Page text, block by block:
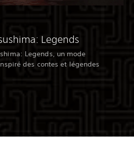
Legends
Legends, un mode
des contes et légendes